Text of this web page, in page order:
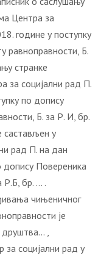
Центра за
године у поступку
равноправности, Б.
странке
за социјални рад П.
по допису
Б. за Р. И, бр.
састављен у
рад П. на дан
допису Повереника
Р.Б, бр. … .
чињеничног
је
друштва… ,
социјални рад у